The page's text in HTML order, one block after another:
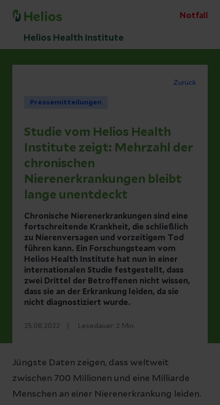
Notfall
Helios Health Institute
Zurück
Pressemitteilungen
Studie vom Helios Health
Institute zeigt: Mehrzahl der
chronischen
Nierenerkrankungen bleibt
lange unentdeckt
Chronische Nierenerkrankungen sind eine
fortschreitende Krankheit, die schließlich
zu Nierenversagen und vorzeitigem Tod
führen kann. Ein Forschungsteam vom
Helios Health Institute hat nun in einer
internationalen Studie festgestellt, dass
zwei Drittel der Betroffenen nicht wissen,
dass sie an der Erkrankung leiden, da sie
nicht diagnostiziert wurde.
25.08.2022 Lesedauer: 2 Min.
Jüngste Daten zeigen, dass weltweit
zwischen 700 Millionen und eine Milliarde
Menschen an einer Nierenerkrankung leiden.